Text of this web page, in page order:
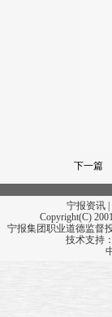
下一篇
宁报资讯
Copyright(C)
宁报集团职业道德监督
技术支持